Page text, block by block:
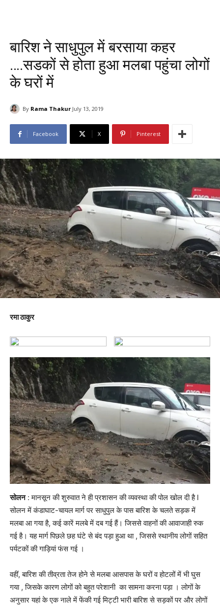
बारिश ने साधुपुल में बरसाया कहर
….सडकों से होता हुआ मलबा पहुंचा लोगों
के घरों में
By Rama Thakur July 13, 2019
Facebook X Pinterest
रमा ठाकुर
सोलन: मानसून की शुरुवात ने ही प्रशासन की व्यवस्था की पोल खोल दी है l
सोलन में कंडाघाट-चायल मार्ग पर साधुपुल के पास बारिश के चलते सड़क में
मलबा आ गया है, कई कारें मलबे में दब गई हैं। जिससे वाहनों की आवाजाही रुक
गई है। यह मार्ग पिछले छह घंटे से बंद पड़ा हुआ था , जिससे स्थानीय लोगों सहित
पर्यटकों की गाड़ियां फंस गई ।
वहीं, बारिश की तीव्रता तेज होने से मलबा आसपास के घरों व होटलों में भी घुस
गया , जिसके कारण लोगों को बहुत परेशानी का सामना करना पड़ा । लोगों के
अनुसार यहां के एक नाले में फेंकी गई मिट्टी भारी बारिश से सड़कों पर और लोगों